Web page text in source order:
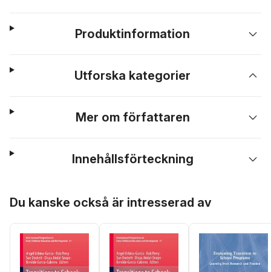
Produktinformation
Utforska kategorier
Mer om författaren
Innehållsförteckning
Du kanske också är intresserad av